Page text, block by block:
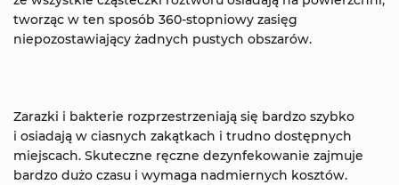
tworząc w ten sposób 360-stopniowy zasięg
niepozostawiający żadnych pustych obszarów.
Zarazki i bakterie rozprzestrzeniają się bardzo szybko
i osiadają w ciasnych zakątkach i trudno dostępnych
miejscach. Skuteczne ręczne dezynfekowanie zajmuje
bardzo dużo czasu i wymaga nadmiernych kosztów.